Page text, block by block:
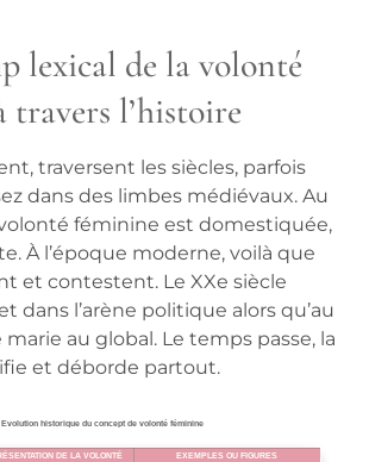
lexical de la volonté
travers l’histoire
traversent les siècles, parfois
dans des limbes médiévaux. Au
féminine est domestiquée,
À l’époque moderne, voilà que
et contestent. Le XXe siècle
dans l’arène politique alors qu’au
marie au global. Le temps passe, la
et déborde partout.
Évolution historique du concept de volonté féminine
DE LA VOLONTÉ EXEMPLES OU FIGURES